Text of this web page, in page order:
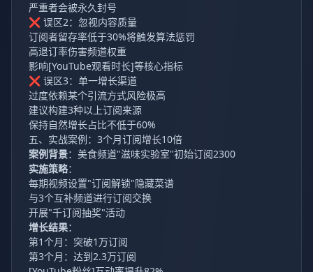
严重者会被永久封号
❌ 误区2：忽视内容质量
订阅者留存率低于30%将触发算法惩罚
高退订率伤害频道权重
影响[YouTube观看时长]等核心指标
❌ 误区3：单一增长渠道
过度依赖某个引流方式风险极高
建议构建3种以上订阅来源
保持自然增长占比不低于60%
五、实战案例：3个月订阅增长10倍
案例背景：美食频道"滋味实验室"初始订阅2300
实施策略：
每期视频设置"订阅解锁"隐藏菜谱
与3个互补频道进行订阅交换
开展"千订阅抽奖"活动
增长结果：
第1个月：突破1万订阅
第3个月：达到2.3万订阅